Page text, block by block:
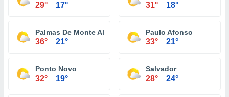
29° 17° 31° 18°
Palmas De Monte Alto
36° 21°
Paulo Afonso
33° 21°
Ponto Novo
32° 19°
Salvador
28° 24°